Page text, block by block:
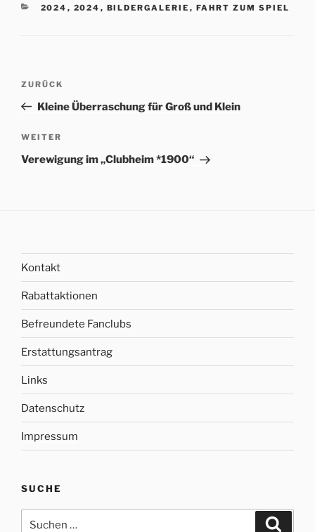
KATEGORIEN
2024 , 2024 , BILDERGALERIE , FAHRT ZUM SPIEL
Beitrags-
Navigation
Vorheriger
Beitrag
ZURÜCK
Kleine Überraschung für Groß und Klein
Nächster
Beitrag
WEITER
Verewigung im „Clubheim *1900“
Kontakt
Rabattaktionen
Befreundete Fanclubs
Erstattungsantrag
Links
Datenschutz
Impressum
SUCHE